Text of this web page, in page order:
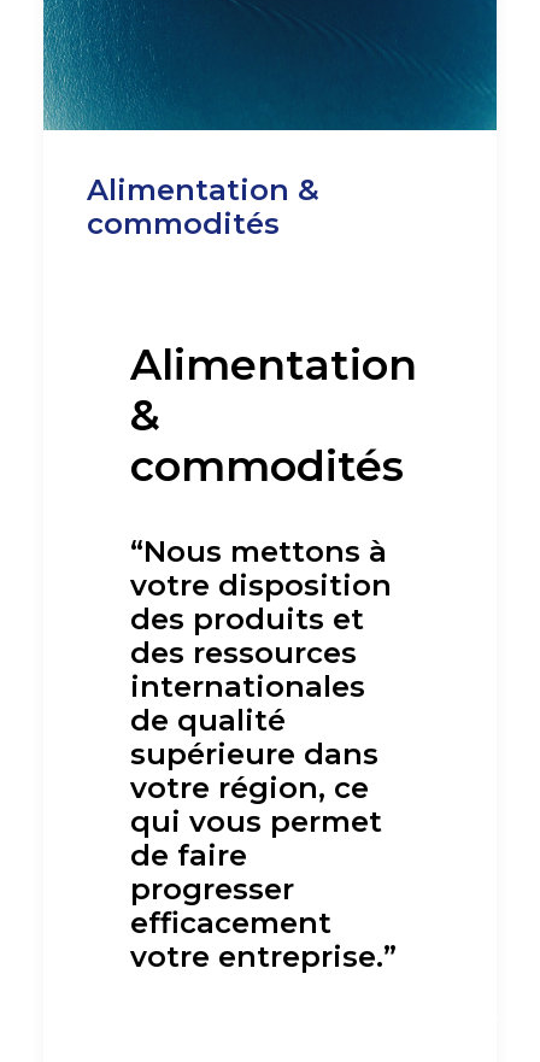
Alimentation &
commodités
Alimentation
&
commodités
“Nous mettons à
votre disposition
des produits et
des ressources
internationales
de qualité
supérieure dans
votre région, ce
qui vous permet
de faire
progresser
efficacement
votre entreprise.”